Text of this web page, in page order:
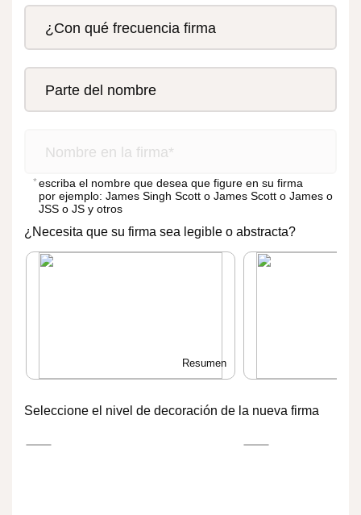
Derecha
¿Con qué frecuencia firma
Todos los días
Raramente
¿Izquierda, derecha o recto?
Parte del nombre
Inicial del nombre + inicial del segundo nombre +
Nombre + inicial del segundo nombre + apellido
Nombre en la firma*
escriba el nombre que desea que figure en su firma
por ejemplo: James Singh Scott o James Scott o James o
JSS o JS y otros
¿Necesita que su firma sea legible o abstracta?
Resumen
Seleccione el nivel de decoración de la nueva firma